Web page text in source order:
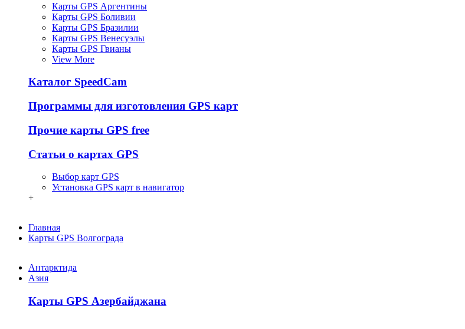
Карты GPS Аргентины
Карты GPS Боливии
Карты GPS Бразилии
Карты GPS Венесуэлы
Карты GPS Гвианы
View More
Каталог SpeedCam
Программы для изготовления GPS карт
Прочие карты GPS free
Статьи о картах GPS
Выбор карт GPS
Установка GPS карт в навигатор
+
Главная
Карты GPS Волгограда
Антарктида
Азия
Карты GPS Азербайджана